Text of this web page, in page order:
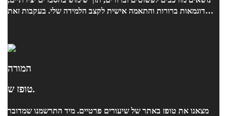
דוגמאות ברורות והתאמה אישית לקצב הלמידה שלי. בעקבות זאת
המורה
טופז ש.
מצאנו את טופז באתר של שיעורים פרטיים. מיד התרשמנו שמדובר